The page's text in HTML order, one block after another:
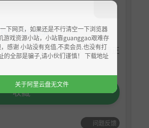
sc80pisr
时内删除！如喜欢，请支持正
收藏
问题反馈
下网页，如果还是不行清空一下浏览器
游戏资源小站，小站靠guanggao艰难存
感谢 小站没有充值.不卖会员.也没有打
的全部是骗子,请小伙们谨慎！ 下载地址
关于阿里云盘无文件